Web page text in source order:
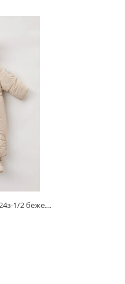
Комбинезон/ "ХОУП"/402-24з-1/2 бежевый